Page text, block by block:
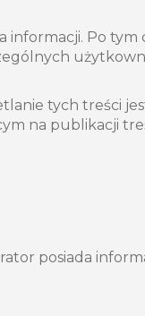
informacji. Po tym
tych treści
na publikacji
posiada